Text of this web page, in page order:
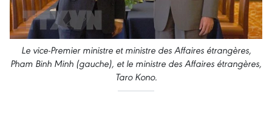
Le vice-Premier ministre et ministre des Affaires étrangères,
Pham Binh Minh (gauche), et le ministre des Affaires étrangères,
Taro Kono.